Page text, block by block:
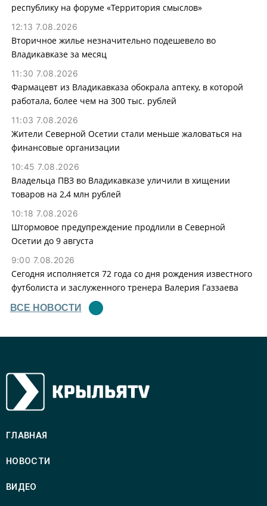
республику на форуме «Территория смыслов»
12:13 7.08.2026
Вторичное жилье незначительно подешевело во
Владикавказе за месяц
11:30 7.08.2026
Фармацевт из Владикавказа обокрала аптеку, в которой
работала, более чем на 300 тыс. рублей
11:03 7.08.2026
Жители Северной Осетии стали меньше жаловаться на
финансовые организации
10:45 7.08.2026
Владельца ПВЗ во Владикавказе уличили в хищении
товаров на 2,4 млн рублей
10:18 7.08.2026
Штормовое предупреждение продлили в Северной
Осетии до 9 августа
9:00 7.08.2026
Сегодня исполняется 72 года со дня рождения известного
футболиста и заслуженного тренера Валерия Газзаева
ВСЕ НОВОСТИ
ГЛАВНАЯ
НОВОСТИ
ВИДЕО